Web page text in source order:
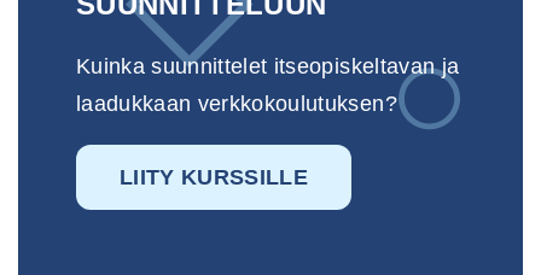
Kuinka suunnittelet itseopiskeltavan ja
laadukkaan verkkokoulutuksen?
LIITY KURSSILLE